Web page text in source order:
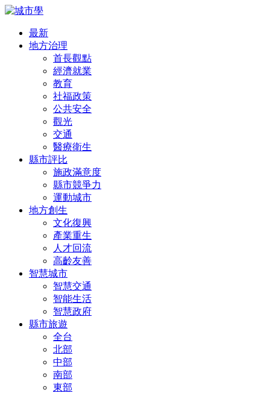
最新
地方治理
首長觀點
經濟就業
教育
社福政策
公共安全
觀光
交通
醫療衛生
縣市評比
施政滿意度
縣市競爭力
運動城市
地方創生
文化復興
產業重生
人才回流
高齡友善
智慧城市
智慧交通
智能生活
智慧政府
縣市旅遊
全台
北部
中部
南部
東部